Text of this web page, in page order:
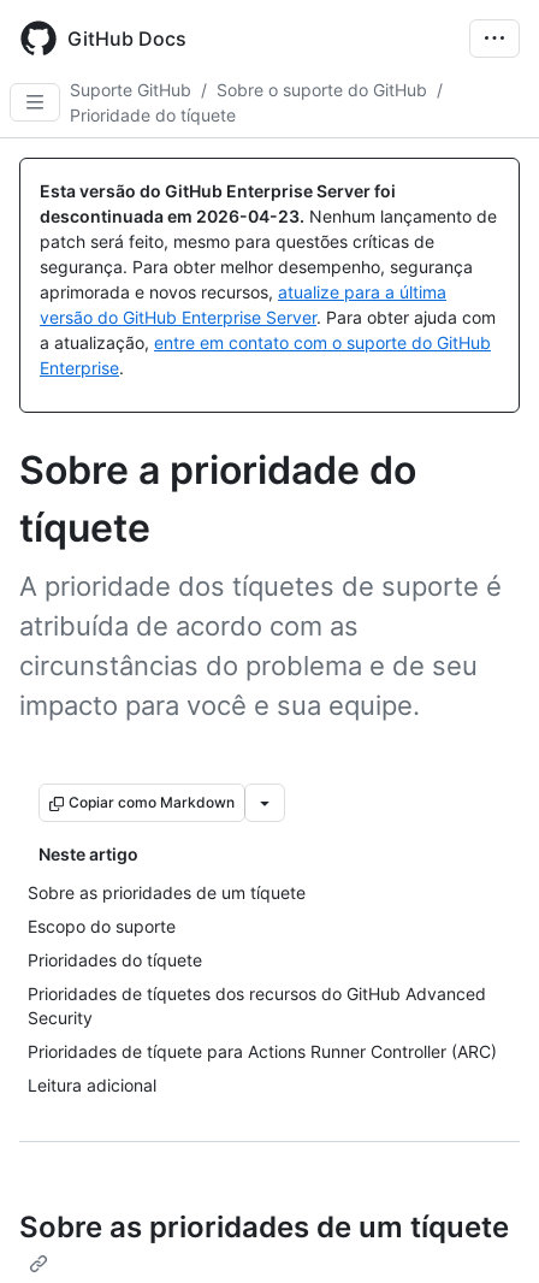
main
content
GitHub Docs
Suporte GitHub / Sobre o suporte do GitHub /
Prioridade do tíquete
Esta versão do GitHub Enterprise Server foi
descontinuada em 2026-04-23. Nenhum lançamento de
patch será feito, mesmo para questões críticas de
segurança. Para obter melhor desempenho, segurança
aprimorada e novos recursos, atualize para a última
versão do GitHub Enterprise Server. Para obter ajuda com
a atualização, entre em contato com o suporte do GitHub
Enterprise.
Sobre a prioridade do
tíquete
A prioridade dos tíquetes de suporte é
atribuída de acordo com as
circunstâncias do problema e de seu
impacto para você e sua equipe.
Copiar como Markdown
Neste artigo
Sobre as prioridades de um tíquete
Escopo do suporte
Prioridades do tíquete
Prioridades de tíquetes dos recursos do GitHub Advanced
Security
Prioridades de tíquete para Actions Runner Controller (ARC)
Leitura adicional
Sobre as prioridades de um tíquete